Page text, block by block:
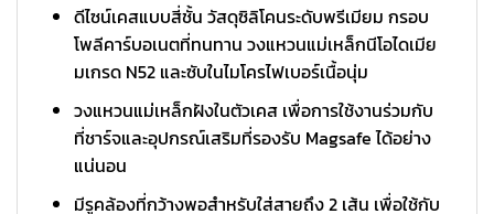
ดีไซน์เคสแบบสี่ชั้น วัสดุซิลิโคนระดับพรีเมียม กรอบ
โพลีคาร์บอเนตที่ทนทาน วงแหวนแม่เหล็กนีโอไดเมีย
มเกรด N52 และซับในไมโครไฟเบอร์เนื้อนุ่ม
วงแหวนแม่เหล็กฝังในตัวเคส เพื่อการใช้งานร่วมกับ
ที่ชาร์จและอุปกรณ์เสริมที่รองรับ Magsafe ได้อย่าง
แน่นอน
มีรูคล้องที่กว้างพอสำหรับใส่สายถึง 2 เส้น เพื่อใช้กับ